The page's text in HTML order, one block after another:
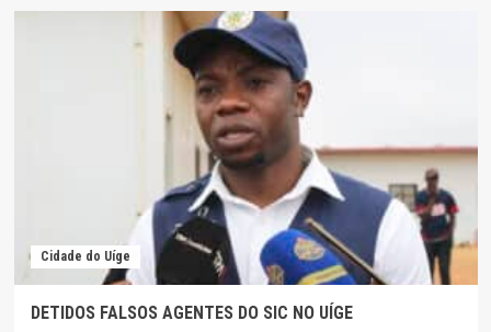
BUKAMA:
E
PÓS-
Cidade do Uíge
DETIDOS FALSOS AGENTES DO SIC NO UÍGE